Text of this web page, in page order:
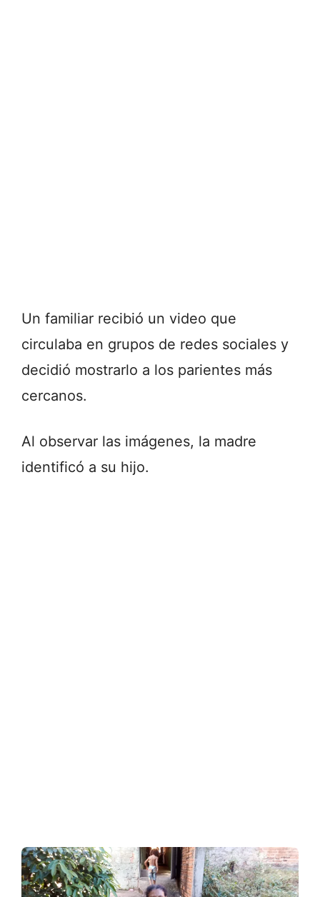
Un familiar recibió un video que
circulaba en grupos de redes sociales y
decidió mostrarlo a los parientes más
cercanos.
Al observar las imágenes, la madre
identificó a su hijo.